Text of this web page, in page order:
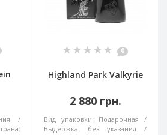
0
Highland Park Valkyrie
2 880 грн.
Вид упаковки:
Подарочная
Выдержка:
без указания